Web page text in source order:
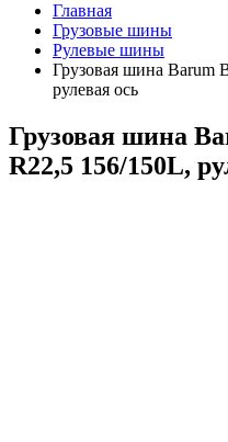
Главная
Грузовые шины
Рулевые шины
Грузовая шина Barum
рулевая ось
Грузовая шина
R22,5 156/150L,